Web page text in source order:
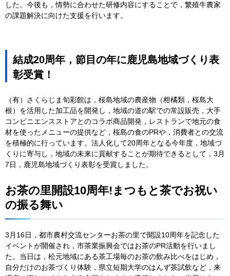
した。今後も，情勢に合わせた研修内容にすることで，繁殖牛農家
の課題解決に向けた支援を行います。
結成20周年，節目の年に鹿児島地域づくり表
彰受賞！
（有）さくらじま旬彩館は，桜島地域の農産物（柑橘類，桜島大
根）を活用した加工品を開発し，地域の道の駅での常設販売，大手
コンビニエンスストアとのコラボ商品開発，レストランで地元の食
材を使ったメニューの提供など，桜島の食のPRや，消費者との交流
を積極的に行っています。法人化して20周年となる今年度，地域づ
くりに寄与し，地域の未来に貢献することが期待できるとして，3月
7日，鹿児島地域づくり表彰を受賞しました。
お茶の里開設10周年!まつもと茶でお祝い
の振る舞い
3月16日，都市農村交流センターお茶の里で開設10周年を記念した
イベントが開催され，市茶業振興会ではお茶のPR活動を行いまし
た。当日は，松元地域にある茶工場毎のお茶の飲み比べをはじめ，
自分だけのお茶づくり体験，県立短期大学のはんず茶試飲など，来